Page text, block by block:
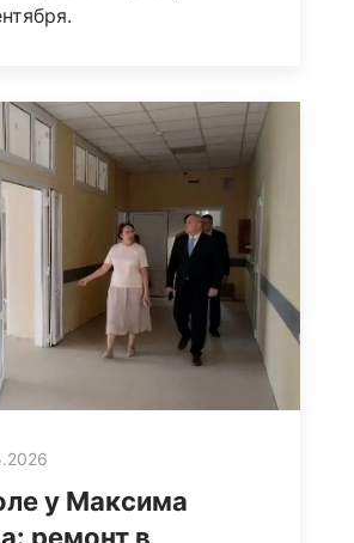
у Максима